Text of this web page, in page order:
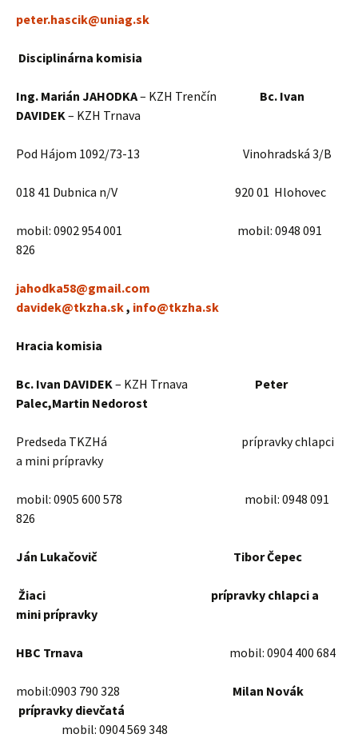
peter.hascik@uniag.sk
Disciplinárna komisia
Ing. Marián JAHODKA– KZH Trenčín Bc. Ivan
DAVIDEK– KZH Trnava
Pod Hájom 1092/73-13 Vinohradská 3/B
018 41 Dubnica n/V 920 01 Hlohovec
mobil: 0902 954 001 mobil: 0948 091
826
jahodka58@gmail.com
davidek@tkzha.sk, info@tkzha.sk
Hracia komisia
Bc. Ivan DAVIDEK– KZH Trnava Peter
Palec,Martin Nedorost
Predseda TKZHá prípravky chlapci
a mini prípravky
mobil: 0905 600 578 mobil: 0948 091
826
Ján Lukačovič Tibor Čepec
Žiaci prípravky chlapci a
mini prípravky
HBC Trnava mobil: 0904 400 684
mobil:0903 790 328 Milan Novák
prípravky dievčatá
mobil: 0904 569 348